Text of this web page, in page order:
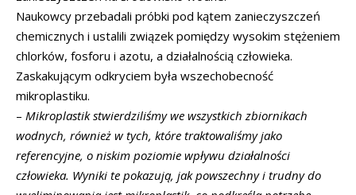
Naukowcy przebadali próbki pod kątem zanieczyszczeń
chemicznych i ustalili związek pomiędzy wysokim stężeniem
chlorków, fosforu i azotu, a działalnością człowieka.
Zaskakującym odkryciem była wszechobecność
mikroplastiku.
– Mikroplastik stwierdziliśmy we wszystkich zbiornikach
wodnych, również w tych, które traktowaliśmy jako
referencyjne, o niskim poziomie wpływu działalności
człowieka. Wyniki te pokazują, jak powszechny i trudny do